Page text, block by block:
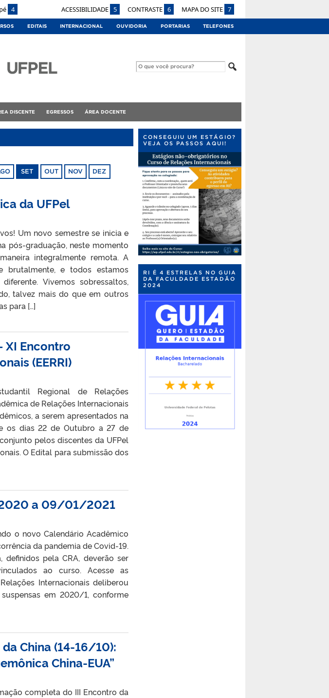
4 ACESSIBILIDADE 5 CONTRASTE 6 MAPA DO SITE 7
EDITAIS INTERNACIONAL OUVIDORIA PORTARIAS TELEFONES
DISCENTE EGRESSOS ÁREA DOCENTE
SET OUT NOV DEZ
da UFPel
Um novo semestre se inicia e
pós-graduação, neste momento
integralmente remota. A
brutalmente, e todos estamos
Vivemos sobressaltos,
talvez mais do que em outros
para […]
Encontro
(EERRI)
Regional de Relações
de Relações Internacionais
a serem apresentados na
os dias 22 de Outubro a 27 de
pelos discentes da UFPel
O Edital para submissão dos
a 09/01/2021
o novo Calendário Acadêmico
da pandemia de Covid-19.
pela CRA, deverão ser
ao curso. Acesse as
Internacionais deliberou
em 2020/1, conforme
China (14-16/10):
China-EUA”
completa do III Encontro da
CONSEGUIU UM ESTÁGIO?
VEJA OS PASSOS AQUI!
RI É 4 ESTRELAS NO GUIA
DA FACULDADE ESTADÃO
2024